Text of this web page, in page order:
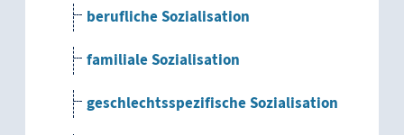
berufliche Sozialisation
familiale Sozialisation
geschlechtsspezifische Sozialisation